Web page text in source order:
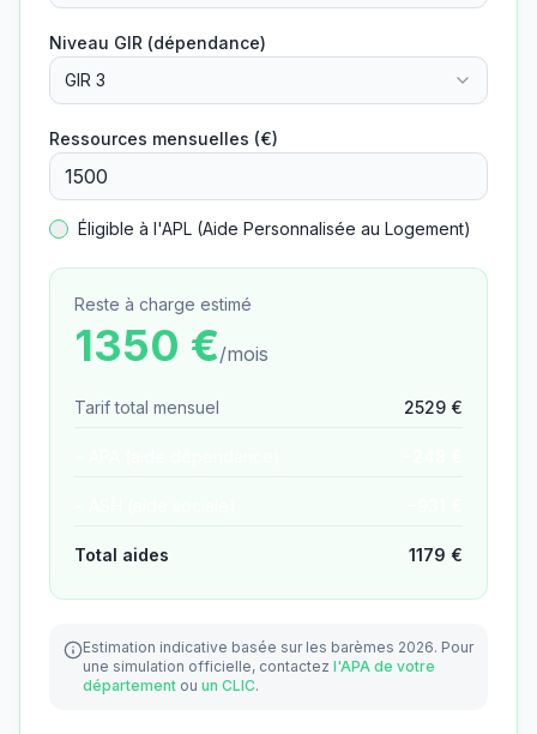
Niveau GIR (dépendance)
GIR 3
Ressources mensuelles (€)
Éligible à l'APL (Aide Personnalisée au Logement)
Reste à charge estimé
1350 €/mois
Tarif total mensuel 2529 €
Total aides 1179 €
Estimation indicative basée sur les barèmes 2026. Pour
une simulation officielle, contactez l'APA de votre
département ou un CLIC.